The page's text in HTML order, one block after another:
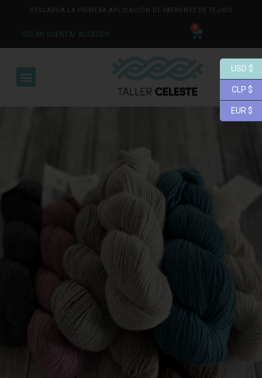
DESCARGA LA PRIMERA APLICACIÓN DE PATRONES DE TEJIDO
CREAR CUENTA/ ACCEDER
0
USD $
CLP $
EUR $